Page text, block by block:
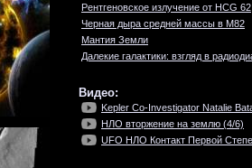
Рентгеновское излучение от HCG 62
Черная дыра средней массы в М82
Мантия Земли
Далекие галактики: взгляд в
Видео:
Kepler Co-Investigator Natalie
НЛО вторжение на землю (4/6)
UFO НЛО Контакт Первой